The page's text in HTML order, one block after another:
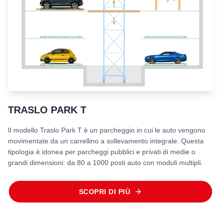
TRASLO PARK T
Il modello Traslo Park T è un parcheggio in cui le auto vengono
movimentate da un carrellino a sollevamento integrale. Questa
tipologia è idonea per parcheggi pubblici e privati di medie o
grandi dimensioni: da 80 a 1000 posti auto con moduli multipli.
SCOPRI DI PIÙ